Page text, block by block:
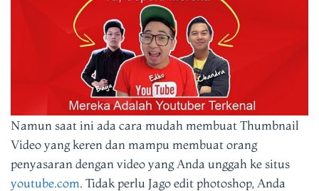
Namun saat ini ada cara mudah membuat Thumbnail
Video yang keren dan mampu membuat orang
penyasaran dengan video yang Anda unggah ke situs
youtube.com. Tidak perlu Jago edit photoshop, Anda